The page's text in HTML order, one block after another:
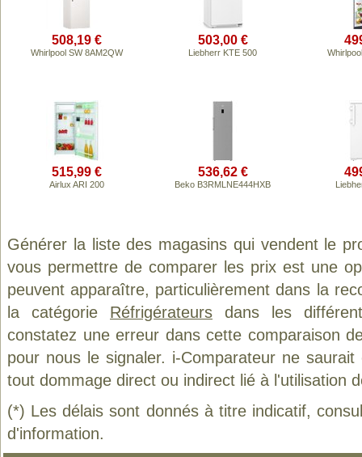
508,19 €
Whirlpool SW 8AM2QW
503,00 €
Liebherr KTE 500
515,99 €
Airlux ARI 200
536,62 €
Beko B3RMLNE444HXB
Générer la liste des magasins qui vendent le
vous permettre de comparer les prix est une
peuvent apparaître, particulièrement dans la
la catégorie Réfrigérateurs dans les
constatez une erreur dans cette comparaison
pour nous le signaler. i-Comparateur ne
tout dommage direct ou indirect lié à l'utilisation
(*) Les délais sont donnés à titre indicatif,
d'information.